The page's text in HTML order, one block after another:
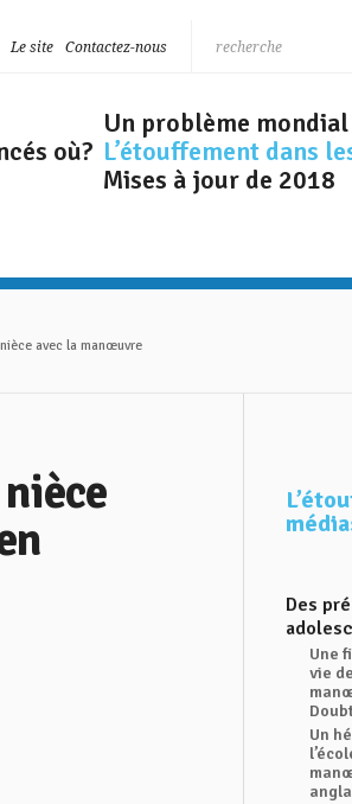
Contactez-nous
Le site
où?
Un problème mondial
L’étouffement dans
Mises à jour de 2018
avec la manœuvre
Des
Une
vie
Un